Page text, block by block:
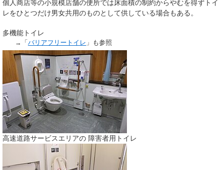
個人商店等の小規模店舗の便所では床面積の制約からやむを得ずトイ
レをひとつだけ男女共用のものとして供している場合もある。
多機能トイレ
→「バリアフリートイレ 」も参照
高速道路サービスエリアの 障害者用トイレ